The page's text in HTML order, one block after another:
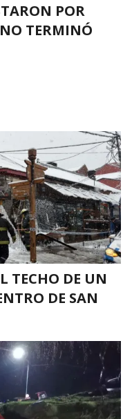
POR
TERMINÓ
TECHO DE UN
DE SAN